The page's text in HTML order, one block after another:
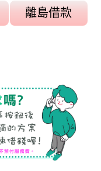
離島借款
運用